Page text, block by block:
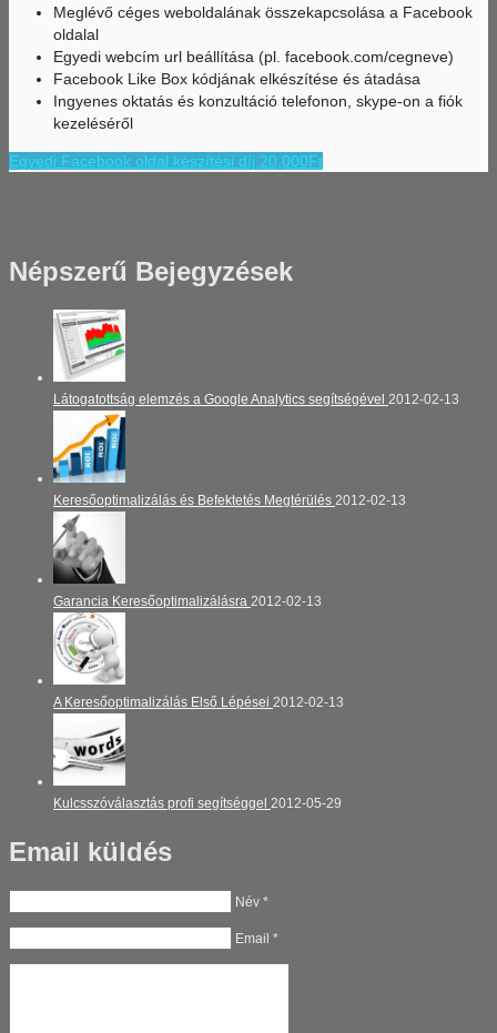
Meglévő céges weboldalának összekapcsolása a Facebook
oldalal
Egyedi webcím url beállítása (pl. facebook.com/cegneve)
Facebook Like Box kódjának elkészítése és átadása
Ingyenes oktatás és konzultáció telefonon, skype-on a fiók
kezeléséről
Egyedi Facebook oldal készítési díj 20,000Ft
Népszerű Bejegyzések
Látogatottság elemzés a Google Analytics segítségével 2012-02-13
Keresőoptimalizálás és Befektetés Megtérülés 2012-02-13
Garancia Keresőoptimalizálásra 2012-02-13
A Keresőoptimalizálás Első Lépései 2012-02-13
Kulcsszóválasztás profi segítséggel 2012-05-29
Email küldés
Név *
Email *